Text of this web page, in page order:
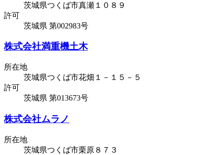
茨城県つくば市真瀬１０８９
許可
茨城県 第002983号
株式会社満重機土木
所在地
茨城県つくば市花畑１－１５－５
許可
茨城県 第013673号
株式会社ムラノ
所在地
茨城県つくば市栗原８７３